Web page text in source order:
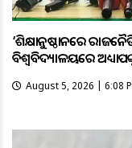
‘ଶିକ୍ଷାନୁଷ୍ଠାନରେ
ବିଶ୍ୱବିଦ୍ୟାଳୟରେ
August 5, 2026 | 6:08